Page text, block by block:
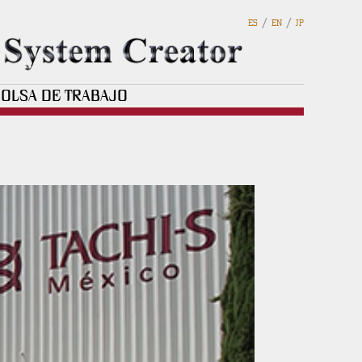
ES / EN / JP
DE TRABAJO